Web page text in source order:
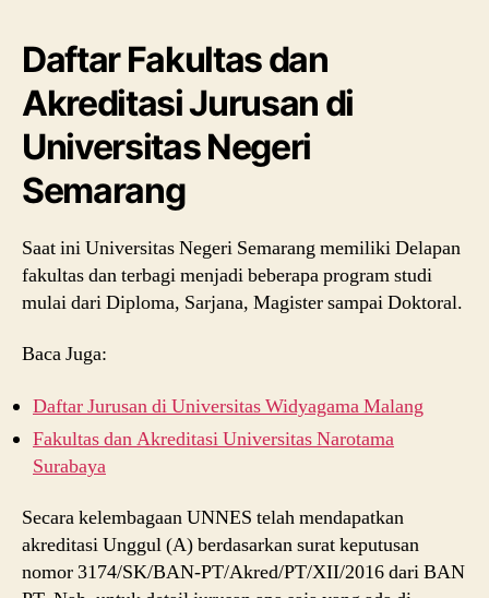
Daftar Fakultas dan
Akreditasi Jurusan di
Universitas Negeri
Semarang
Saat ini Universitas Negeri Semarang memiliki Delapan
fakultas dan terbagi menjadi beberapa program studi
mulai dari Diploma, Sarjana, Magister sampai Doktoral.
Baca Juga:
Daftar Jurusan di Universitas Widyagama Malang
Fakultas dan Akreditasi Universitas Narotama
Surabaya
Secara kelembagaan UNNES telah mendapatkan
akreditasi Unggul (A) berdasarkan surat keputusan
nomor 3174/SK/BAN-PT/Akred/PT/XII/2016 dari BAN